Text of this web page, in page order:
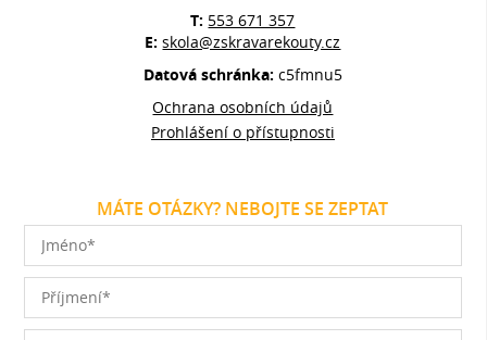
T: 553 671 357
E:skola@zskravarekouty.cz
Datová schránka: c5fmnu5
Ochrana osobních údajů
Prohlášení o přístupnosti
MÁTE OTÁZKY? NEBOJTE SE ZEPTAT